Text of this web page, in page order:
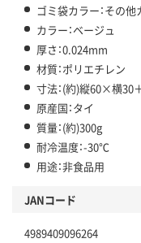
ゴミ袋カラー：その他
カラー：ベージュ
厚さ：0.024mm
材質：ポリエチレン
寸法：(約)縦60×横30
原産国：タイ
質量：(約)300g
耐冷温度：-30℃
用途：非食品用
JANコード
4989409096264